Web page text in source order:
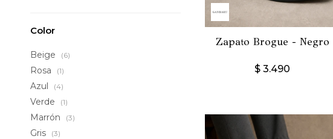
Zapato Brogue - Negro
$ 3.490
Color
Beige (6)
Rosa (1)
Azul (4)
Verde (1)
Marrón (3)
Gris (3)